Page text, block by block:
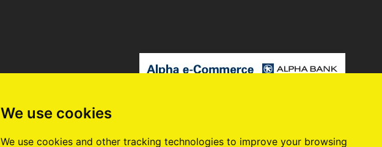
We use cookies
We use cookies and other tracking technologies to improve your browsing